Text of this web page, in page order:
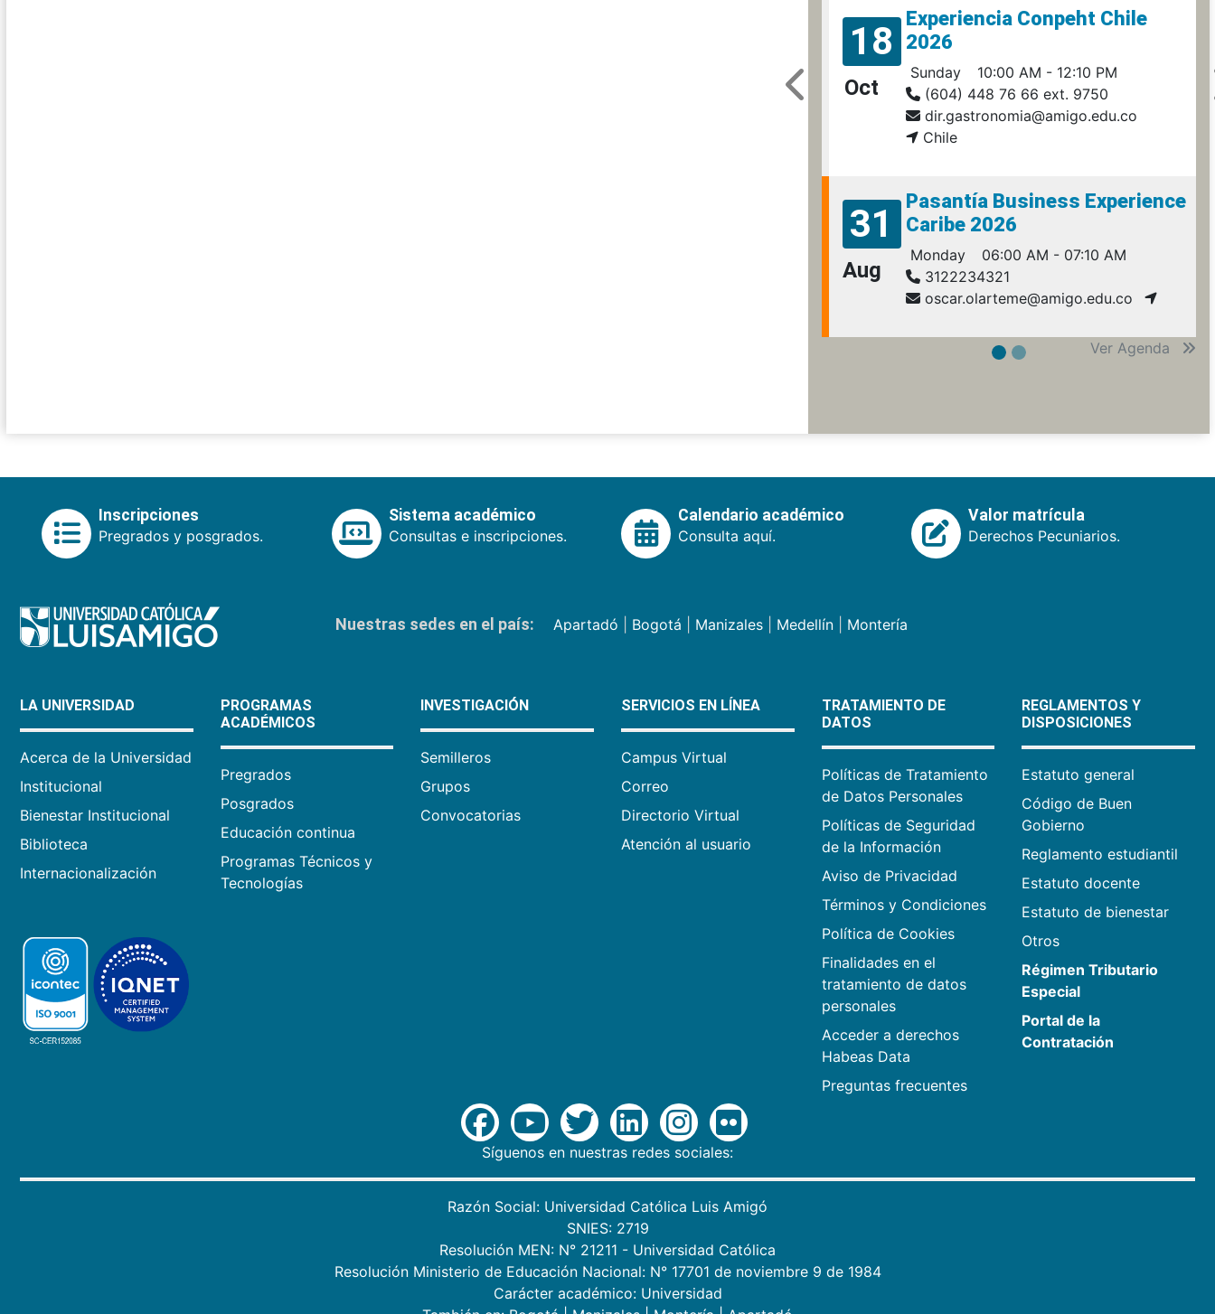
18
Oct
Experiencia Conpeht Chile
2026
Sunday
10:00 AM - 12:10 PM
(604) 448 76 66 ext. 9750
dir.gastronomia@amigo.edu.co
Chile
31
Aug
Pasantía Business Experience
Caribe 2026
Monday
06:00 AM - 07:10 AM
3122234321
oscar.olarteme@amigo.edu.co
Ver Agenda
Inscripciones
Pregrados y posgrados.
Sistema académico
Consultas e inscripciones.
Calendario académico
Consulta aquí.
Valor matrícula
Derechos Pecuniarios.
Nuestras sedes en el país: Apartadó Bogotá Manizales| Medellín| Montería
LA UNIVERSIDAD
Acerca de la Universidad
Institucional
Bienestar Institucional
Biblioteca
Internacionalización
PROGRAMAS
ACADÉMICOS
Pregrados
Posgrados
Educación continua
Programas Técnicos y
Tecnologías
INVESTIGACIÓN
Semilleros
Grupos
Convocatorias
SERVICIOS EN LÍNEA
Campus Virtual
Correo
Directorio Virtual
Atención al usuario
TRATAMIENTO DE
DATOS
Políticas de Tratamiento
de Datos Personales
Políticas de Seguridad
de la Información
Aviso de Privacidad
Términos y Condiciones
Política de Cookies
Finalidades en el
tratamiento de datos
personales
Acceder a derechos
Habeas Data
Preguntas frecuentes
REGLAMENTOS Y
DISPOSICIONES
Estatuto general
Código de Buen
Gobierno
Reglamento estudiantil
Estatuto docente
Estatuto de bienestar
Otros
Régimen Tributario
Especial
Portal de la
Contratación
Síguenos en nuestras redes sociales:
Razón Social: Universidad Católica Luis Amigó
SNIES: 2719
Resolución MEN: N° 21211 - Universidad Católica
Resolución Ministerio de Educación Nacional: N° 17701 de noviembre 9 de 1984
Carácter académico: Universidad